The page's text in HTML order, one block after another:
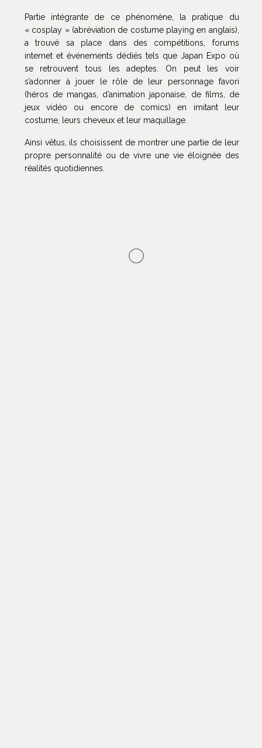
Partie intégrante de ce phénomène, la pratique du
« cosplay » (abréviation de costume playing en anglais),
a trouvé sa place dans des compétitions, forums
internet et événements dédiés tels que Japan Expo où
se retrouvent tous les adeptes. On peut les voir
s’adonner à jouer le rôle de leur personnage favori
(héros de mangas, d’animation japonaise, de films, de
jeux vidéo ou encore de comics) en imitant leur
costume, leurs cheveux et leur maquillage.
Ainsi vêtus, ils choisissent de montrer une partie de leur
propre personnalité ou de vivre une vie éloignée des
réalités quotidiennes.